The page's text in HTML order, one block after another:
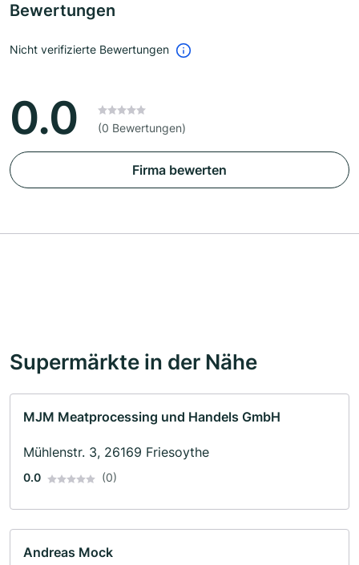
Bewertungen
Nicht verifizierte Bewertungen
0.0 (0 Bewertungen)
Firma bewerten
Supermärkte in der Nähe
MJM Meatprocessing und Handels GmbH
Mühlenstr. 3, 26169 Friesoythe
0.0 (0)
Andreas Mock